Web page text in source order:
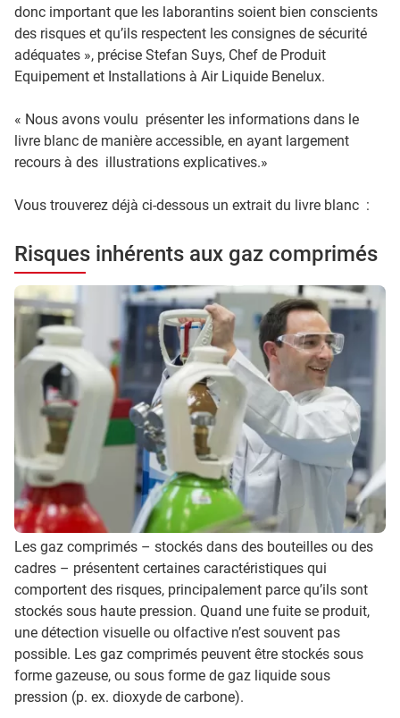
donc important que les laborantins soient bien conscients
des risques et qu’ils respectent les consignes de sécurité
adéquates », précise Stefan Suys, Chef de Produit
Equipement et Installations à Air Liquide Benelux.
« Nous avons voulu présenter les informations dans le
livre blanc de manière accessible, en ayant largement
recours à des illustrations explicatives.»
Vous trouverez déjà ci-dessous un extrait du livre blanc :
Risques inhérents aux gaz comprimés
Les gaz comprimés – stockés dans des bouteilles ou des
cadres – présentent certaines caractéristiques qui
comportent des risques, principalement parce qu’ils sont
stockés sous haute pression. Quand une fuite se produit,
une détection visuelle ou olfactive n’est souvent pas
possible. Les gaz comprimés peuvent être stockés sous
forme gazeuse, ou sous forme de gaz liquide sous
pression (p. ex. dioxyde de carbone).